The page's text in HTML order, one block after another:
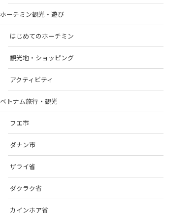
ホーチミン観光・遊び
はじめてのホーチミン
観光地・ショッピング
アクティビティ
ベトナム旅行・観光
フエ市
ダナン市
ザライ省
ダクラク省
カインホア省